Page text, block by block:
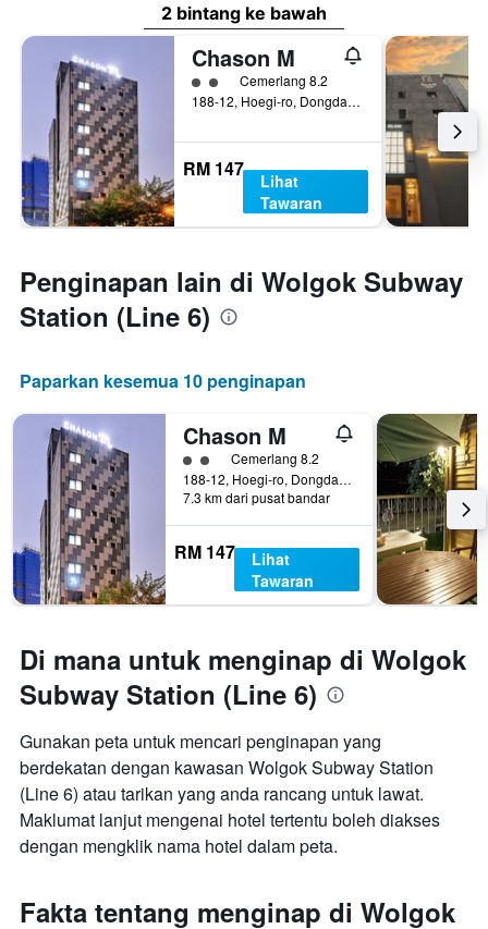
2 bintang ke bawah
Chason M
penarafan kelas 2
Cemerlang 8.2
188-12, Hoegi-ro, Dongdaemun-gu, Seoul, Korea Selatan
RM 147
Lihat
Tawaran
Penginapan lain di Wolgok Subway
Station (Line 6)
Paparkan kesemua 10 penginapan
Chason M
penarafan kelas 2
Cemerlang 8.2
188-12, Hoegi-ro, Dongdaemun-gu, Seoul, Korea Selatan
7.3 km dari pusat bandar
RM 147
Lihat
Tawaran
Di mana untuk menginap di Wolgok
Subway Station (Line 6)
Gunakan peta untuk mencari penginapan yang
berdekatan dengan kawasan Wolgok Subway Station
(Line 6) atau tarikan yang anda rancang untuk lawat.
Maklumat lanjut mengenai hotel tertentu boleh diakses
dengan mengklik nama hotel dalam peta.
Fakta tentang menginap di Wolgok